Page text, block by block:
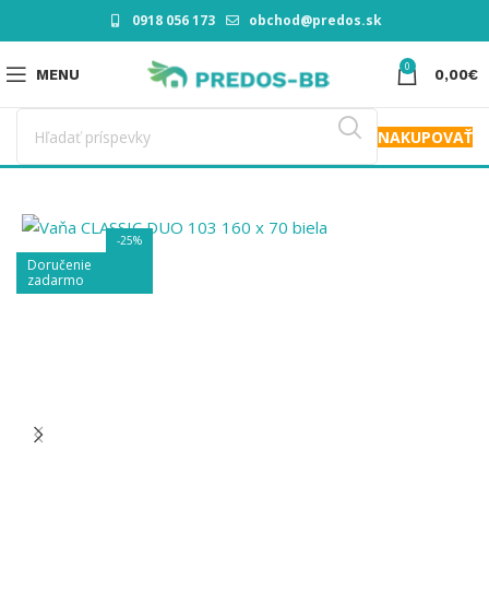
0918 056 173 obchod@predos.sk
MENU 0 0,00€
NAKUPOVAŤ
-25%
Doručenie
zadarmo